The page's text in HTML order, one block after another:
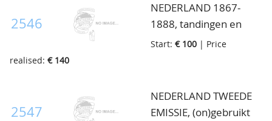
2546
NEDERLAND 1867-
1888, tandingen en
typen in diverse
gesorteerd op kaartjes,
op bladen, in map
Start: € 100 | Price
realised: € 140
2547
NEDERLAND TWEEDE
EMISSIE, (on)gebruikt